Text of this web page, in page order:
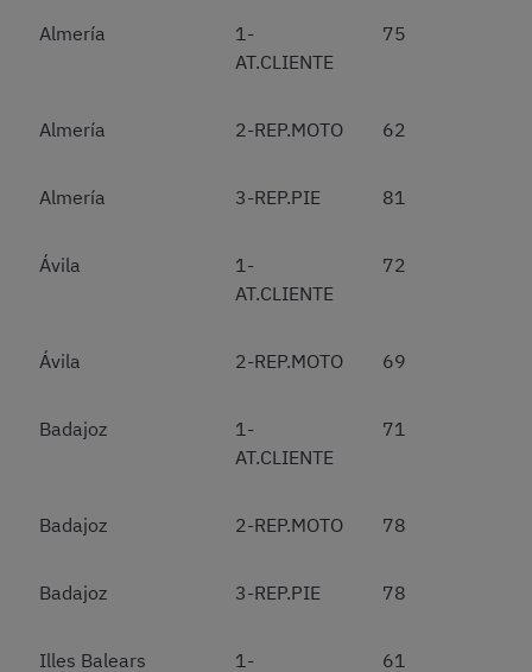
Almería
1-
AT.CLIENTE
75
Almería 2-REP.MOTO 62
Almería 3-REP.PIE 81
Ávila
1-
AT.CLIENTE
72
Ávila 2-REP.MOTO 69
Badajoz
1-
AT.CLIENTE
71
Badajoz 2-REP.MOTO 78
Badajoz 3-REP.PIE 78
Illes Balears
1-
61